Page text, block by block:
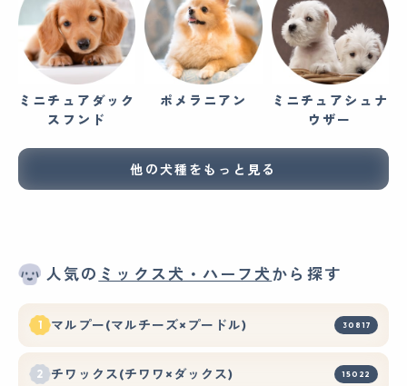
ミニチュアダック
スフンド
ポメラニアン
ミニチュアシュナ
ウザー
他の犬種をもっと見る
人気の ミックス犬・ハーフ犬から探す
マルプー(マルチーズ×プードル) 30817
チワックス(チワワ×ダックス) 15022